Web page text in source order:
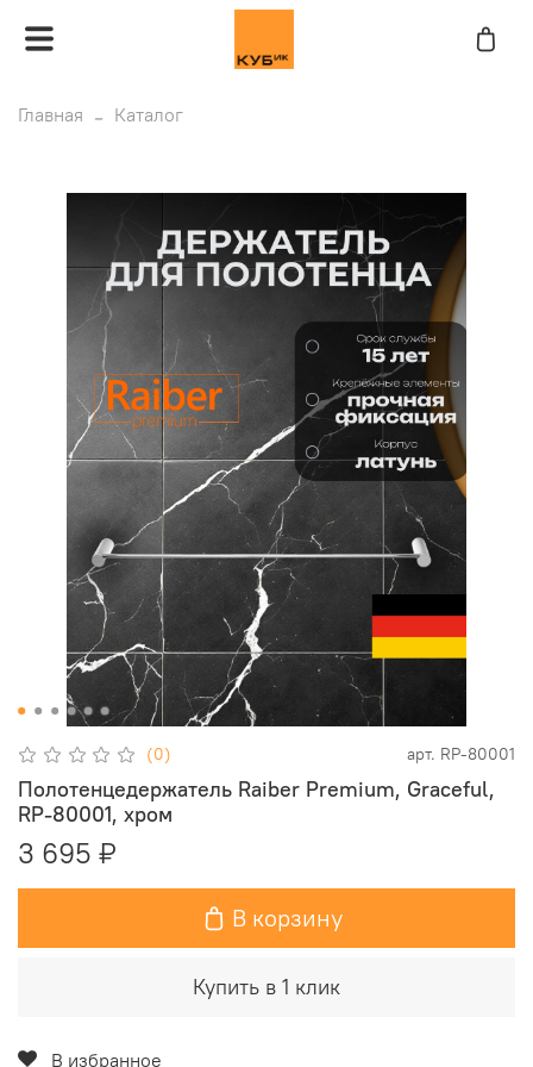
Главная Каталог
(0) арт. RP-80001
Полотенцедержатель Raiber Premium, Graceful,
RP-80001, хром
3 695 ₽
В корзину
Купить в 1 клик
В избранное